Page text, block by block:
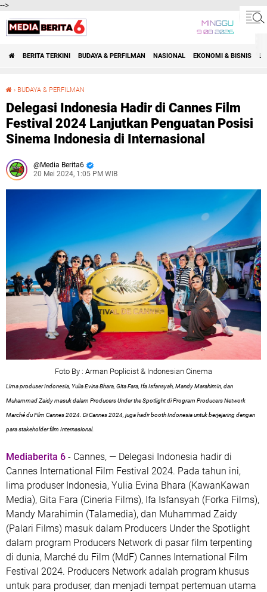
-->
MINGGU
9 08 2026
BERITA TERKINI BUDAYA & PERFILMAN NASIONAL EKONOMI & BISNIS
› BUDAYA & PERFILMAN
Delegasi Indonesia Hadir di Cannes Film
Festival 2024 Lanjutkan Penguatan Posisi
Sinema Indonesia di Internasional
Media Berita6
20 Mei 2024, 1:05 PM WIB
Foto By : Arman Poplicist & Indonesian Cinema
Lima produser Indonesia, Yulia Evina Bhara, Gita Fara, Ifa Isfansyah, Mandy Marahimin, dan
Muhammad Zaidy masuk dalam Producers Under the Spotlight di Program Producers Network
Marché du Film Cannes 2024. Di Cannes 2024, juga hadir booth Indonesia untuk berjejaring dengan
para stakeholder film Internasional.
Mediaberita 6 - Cannes, — Delegasi Indonesia hadir di
Cannes International Film Festival 2024. Pada tahun ini,
lima produser Indonesia, Yulia Evina Bhara (KawanKawan
Media), Gita Fara (Cineria Films), Ifa Isfansyah (Forka Films),
Mandy Marahimin (Talamedia), dan Muhammad Zaidy
(Palari Films) masuk dalam Producers Under the Spotlight
dalam program Producers Network di pasar film terpenting
di dunia, Marché du Film (MdF) Cannes International Film
Festival 2024. Producers Network adalah program khusus
untuk para produser, dan menjadi tempat pertemuan utama